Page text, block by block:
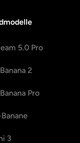
5.0 Pro
2
Pro
3